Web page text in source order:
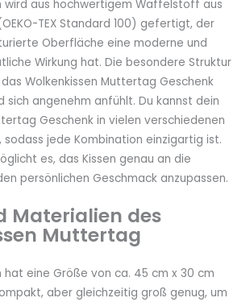
wird aus hochwertigem Waffelstoff aus
TEX Standard 100) gefertigt, der
Oberfläche eine moderne und
Wirkung hat. Die besondere Struktur
Wolkenkissen Muttertag Geschenk
sich angenehm anfühlt. Du kannst dein
Geschenk in vielen verschiedenen
jede Kombination einzigartig ist.
es, das Kissen genau an die
persönlichen Geschmack anzupassen.
Materialien des
Muttertag
hat eine Größe von ca. 45 cm x 30 cm
aber gleichzeitig groß genug, um